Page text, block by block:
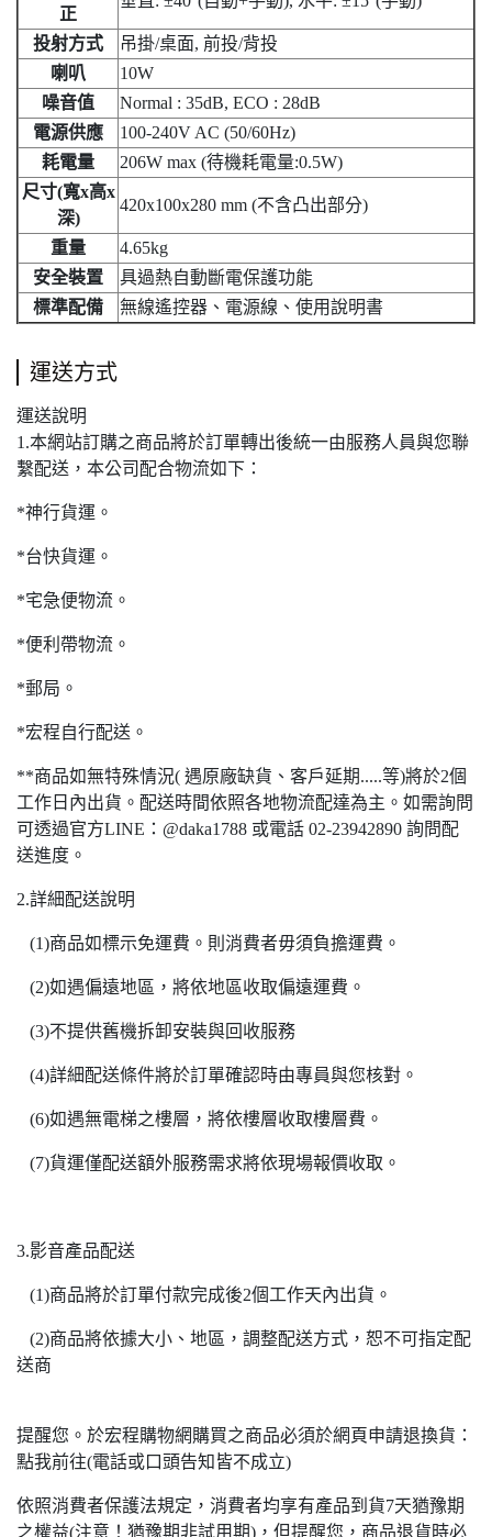
正
投射方式
吊掛/桌面, 前投/背投
喇叭
10W
噪音值
Normal : 35dB, ECO : 28dB
電源供應
100-240V AC (50/60Hz)
耗電量
206W max (待機耗電量:0.5W)
尺寸(寬x高x
深)
420x100x280 mm (不含凸出部分)
重量
4.65kg
安全裝置
具過熱自動斷電保護功能
標準配備
無線遙控器、電源線、使用說明書
運送方式
運送說明
1.本網站訂購之商品將於訂單轉出後統一由服務人員與您聯
繫配送，本公司配合物流如下：
*神行貨運。
*台快貨運。
*宅急便物流。
*便利帶物流。
*郵局。
*宏程自行配送。
**商品如無特殊情況( 遇原廠缺貨、客戶延期.....等)將於2個
工作日內出貨。配送時間依照各地物流配達為主。如需詢問
可透過官方LINE：@daka1788 或電話 02-23942890 詢問配
送進度。
2.詳細配送說明
(1)商品如標示免運費。則消費者毋須負擔運費。
(2)如遇偏遠地區，將依地區收取偏遠運費。
(3)不提供舊機拆卸安裝與回收服務
(4)詳細配送條件將於訂單確認時由專員與您核對。
(6)如遇無電梯之樓層，將依樓層收取樓層費。
(7)貨運僅配送額外服務需求將依現場報價收取。
3.影音產品配送
(1)商品將於訂單付款完成後2個工作天內出貨。
(2)商品將依據大小、地區，調整配送方式，恕不可指定配
送商
提醒您。於宏程購物網購買之商品必須於網頁申請退換貨：
點我前往(電話或口頭告知皆不成立)
依照消費者保護法規定，消費者均享有產品到貨7天猶豫期
之權益(注意！猶豫期非試用期)，但提醒您，商品退貨時必